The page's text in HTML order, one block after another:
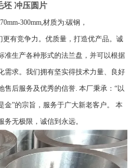
坯 冲压圆片
300mm,材质为:碳钢，
更有竞争力。优质量，打造优产品。诚
准生产各种形式的法兰盘，并可以根据
需求。我们拥有坚实得技术力量、良好
后服务及优秀的信誉. 本厂秉承：“以
金”的宗旨，服务于广大新老客户。 本
务无极限，诚信到永远。